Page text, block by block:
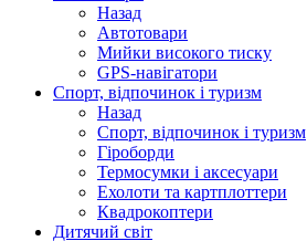
Назад
Автотовари
Мийки високого тиску
GPS-навігатори
Спорт, відпочинок і туризм
Назад
Спорт, відпочинок і туризм
Гіроборди
Термосумки і аксесуари
Ехолоти та картплоттери
Квадрокоптери
Дитячий світ